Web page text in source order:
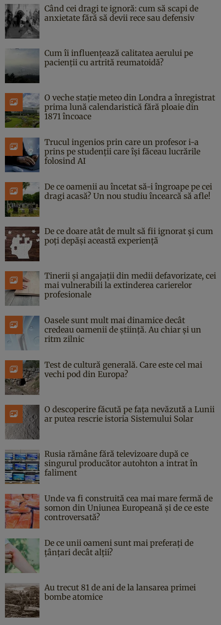
Când cei dragi te ignoră: cum să scapi de
anxietate fără să devii rece sau defensiv
Cum îi influențează calitatea aerului pe
pacienții cu artrită reumatoidă?
O veche stație meteo din Londra a înregistrat
prima lună calendaristică fără ploaie din
1871 încoace
Trucul ingenios prin care un profesor i-a
prins pe studenții care își făceau lucrările
folosind AI
De ce oamenii au încetat să-i îngroape pe cei
dragi acasă? Un nou studiu încearcă să afle!
De ce doare atât de mult să fii ignorat și cum
poți depăși această experiență
Tinerii și angajații din medii defavorizate, cei
mai vulnerabili la extinderea carierelor
profesionale
Oasele sunt mult mai dinamice decât
credeau oamenii de știință. Au chiar și un
ritm zilnic
Test de cultură generală. Care este cel mai
vechi pod din Europa?
O descoperire făcută pe fața nevăzută a Lunii
ar putea rescrie istoria Sistemului Solar
Rusia rămâne fără televizoare după ce
singurul producător autohton a intrat în
faliment
Unde va fi construită cea mai mare fermă de
somon din Uniunea Europeană și de ce este
controversată?
De ce unii oameni sunt mai preferați de
țânțari decât alții?
Au trecut 81 de ani de la lansarea primei
bombe atomice